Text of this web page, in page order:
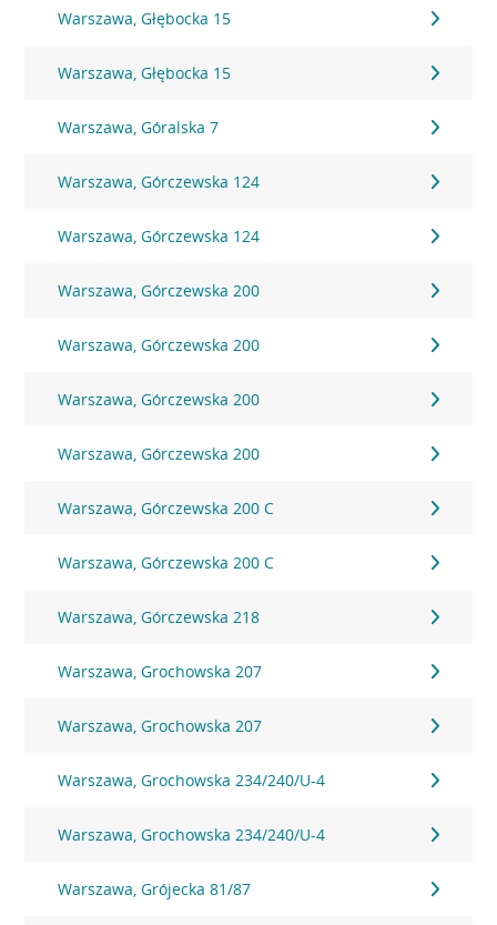
Warszawa, Głębocka 15
Warszawa, Głębocka 15
Warszawa, Góralska 7
Warszawa, Górczewska 124
Warszawa, Górczewska 124
Warszawa, Górczewska 200
Warszawa, Górczewska 200
Warszawa, Górczewska 200
Warszawa, Górczewska 200
Warszawa, Górczewska 200 C
Warszawa, Górczewska 200 C
Warszawa, Górczewska 218
Warszawa, Grochowska 207
Warszawa, Grochowska 207
Warszawa, Grochowska 234/240/U-4
Warszawa, Grochowska 234/240/U-4
Warszawa, Grójecka 81/87